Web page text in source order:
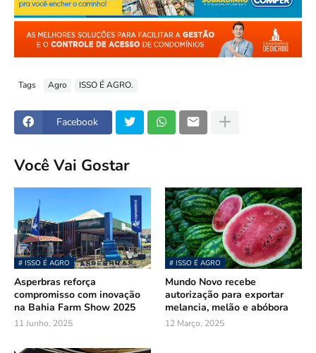
Tags Agro ISSO É AGRO.
Facebook
Você Vai Gostar
# ISSO É AGRO
Asperbras reforça
compromisso com inovação
na Bahia Farm Show 2025
11 Junho, 2025
# ISSO É AGRO
Mundo Novo recebe
autorização para exportar
melancia, melão e abóbora
12 Março, 2025